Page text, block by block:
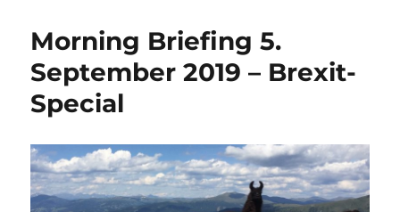
Morning Briefing 5.
September 2019 – Brexit-
Special